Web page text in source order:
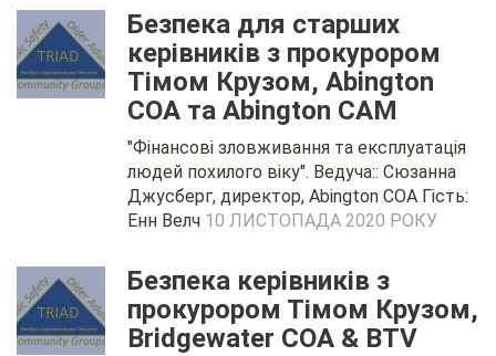
Безпека для старших
керівників з прокурором
Тімом Крузом, Abington
COA та Abington CAM
"Фінансові зловживання та експлуатація
людей похилого віку". Ведуча:: Сюзанна
Джусберг, директор, Abington COA Гість:
Енн Велч 10 ЛИСТОПАДА 2020 РОКУ
Безпека керівників з
прокурором Тімом Крузом,
Bridgewater COA & BTV